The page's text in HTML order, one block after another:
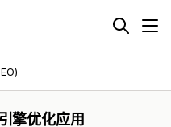
擎优化应用